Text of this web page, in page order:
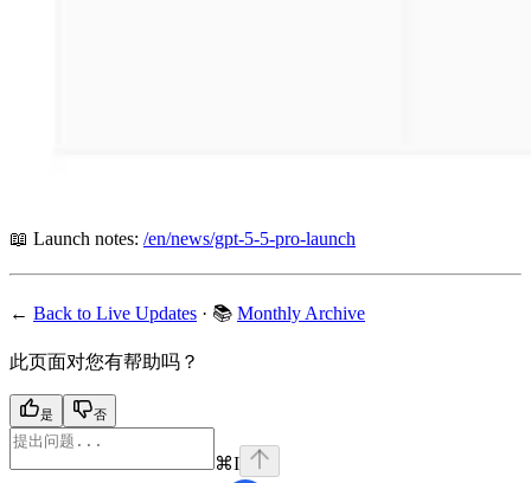
📖 Launch notes: /en/news/gpt-5-5-pro-launch
← Back to Live Updates · 📚 Monthly Archive
此页面对您有帮助吗？
是 否
⌘I